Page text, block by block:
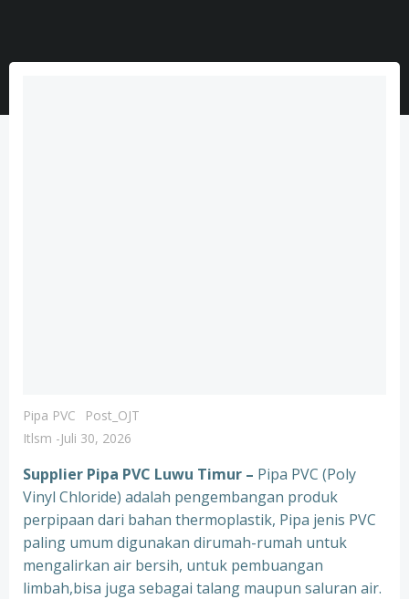
Pipa PVC
Post_OJT
Itlsm -Juli 30, 2026
Supplier Pipa PVC Luwu Timur – Pipa PVC (Poly
Vinyl Chloride) adalah pengembangan produk
perpipaan dari bahan thermoplastik, Pipa jenis PVC
paling umum digunakan dirumah-rumah untuk
mengalirkan air bersih, untuk pembuangan
limbah,bisa juga sebagai talang maupun saluran air.